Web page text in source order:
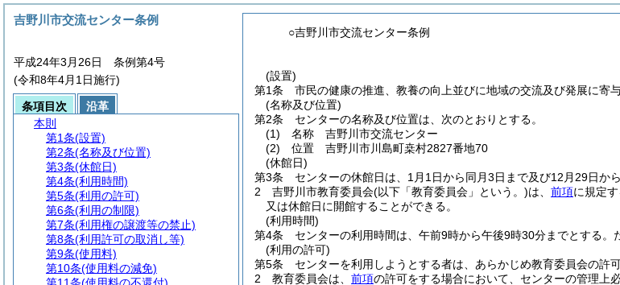
○吉野川市交流センター条例
(設置)
第1条
市民の健康の推進、教養の向上並びに地域の交流及び発展に寄
(名称及び位置)
第2条
センターの名称及び位置は、次のとおりとする。
(1)
名称 吉野川市交流センター
(2)
位置 吉野川市川島町桒村2827番地70
(休館日)
第3条
センターの休館日は、1月1日から同月3日まで及び12月29日か
2
吉野川市教育委員会(以下「教育委員会」という。)は、 前項に規定
又は休館日に開館することができる。
(利用時間)
第4条
センターの利用時間は、午前9時から午後9時30分までとする。
(利用の許可)
第5条
センターを利用しようとする者は、あらかじめ教育委員会の許
2
教育委員会は、 前項の許可をする場合において、センターの管理上
吉野川市交流センター条例
平成24年3月26日 条例第4号
(令和8年4月1日施行)
条項目次
沿革
本則
第1条(設置)
第2条(名称及び位置)
第3条(休館日)
第4条(利用時間)
第5条(利用の許可)
第6条(利用の制限)
第7条(利用権の譲渡等の禁止)
第8条(利用許可の取消し等)
第9条(使用料)
第10条(使用料の減免)